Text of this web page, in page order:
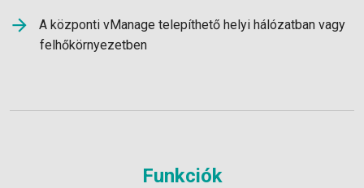
A központi vManage telepíthető helyi hálózatban vagy
felhőkörnyezetben
Funkciók